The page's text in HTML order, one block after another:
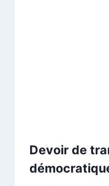
Devoir de